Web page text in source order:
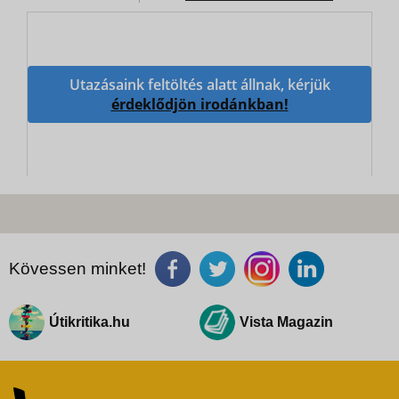
Utazásaink feltöltés alatt állnak, kérjük
érdeklődjön irodánkban!
Kövessen minket!
Útikritika.hu Vista Magazin